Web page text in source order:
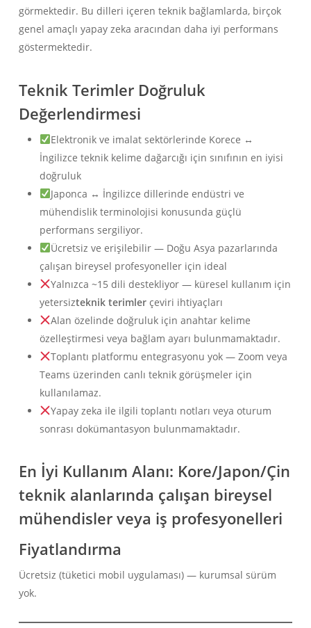
görmektedir. Bu dilleri içeren teknik bağlamlarda, birçok
genel amaçlı yapay zeka aracından daha iyi performans
göstermektedir.
Teknik Terimler Doğruluk
Değerlendirmesi
Elektronik ve imalat sektörlerinde Korece ↔
İngilizce teknik kelime dağarcığı için sınıfının en iyisi
doğruluk
Japonca ↔ İngilizce dillerinde endüstri ve
mühendislik terminolojisi konusunda güçlü
performans sergiliyor.
Ücretsiz ve erişilebilir — Doğu Asya pazarlarında
çalışan bireysel profesyoneller için ideal
Yalnızca ~15 dili destekliyor — küresel kullanım için
yetersizteknik terimlerçeviri ihtiyaçları
Alan özelinde doğruluk için anahtar kelime
özelleştirmesi veya bağlam ayarı bulunmamaktadır.
Toplantı platformu entegrasyonu yok — Zoom veya
Teams üzerinden canlı teknik görüşmeler için
kullanılamaz.
Yapay zeka ile ilgili toplantı notları veya oturum
sonrası dokümantasyon bulunmamaktadır.
En İyi Kullanım Alanı: Kore/Japon/Çin
teknik alanlarında çalışan bireysel
mühendisler veya iş profesyonelleri
Fiyatlandırma
Ücretsiz (tüketici mobil uygulaması) — kurumsal sürüm
yok.